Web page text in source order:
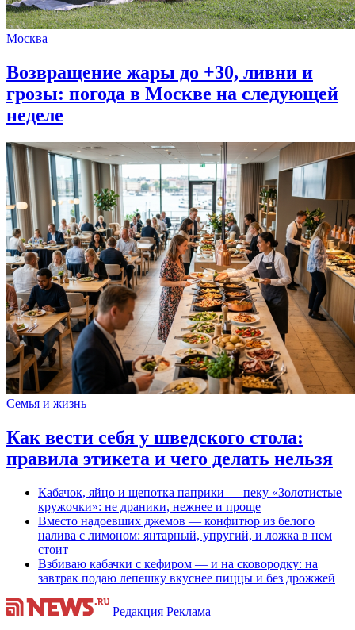
Москва
Возвращение жары до +30, ливни и
грозы: погода в Москве на следующей
неделе
Семья и жизнь
Как вести себя у шведского стола:
правила этикета и чего делать нельзя
Кабачок, яйцо и щепотка паприки — пеку «Золотистые
кружочки»: не драники, нежнее и проще
Вместо надоевших джемов — конфитюр из белого
налива с лимоном: янтарный, упругий, и ложка в нем
стоит
Взбиваю кабачки с кефиром — и на сковородку: на
завтрак подаю лепешку вкуснее пиццы и без дрожжей
Редакция Реклама